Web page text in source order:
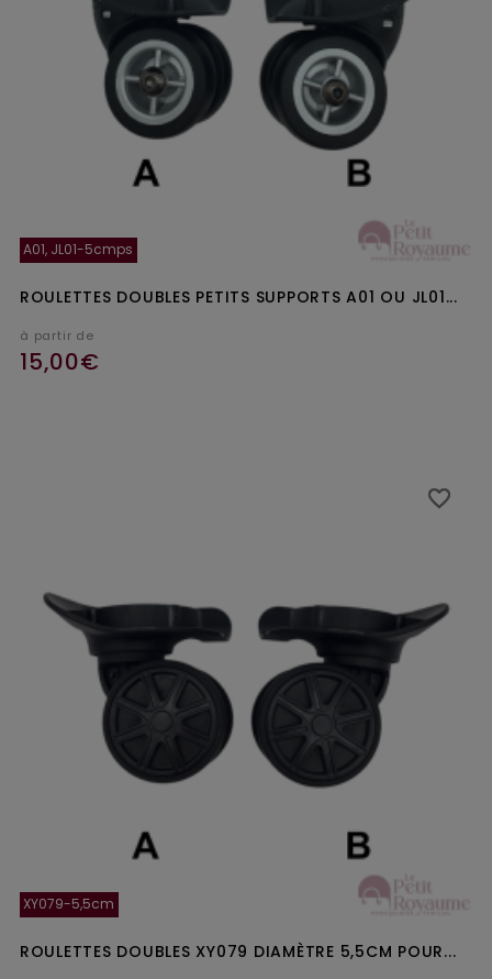
A01, JL01-5cmps
ROULETTES DOUBLES PETITS SUPPORTS A01 OU JL01...
à partir de
15,00€
XY079-5,5cm
ROULETTES DOUBLES XY079 DIAMÈTRE 5,5CM POUR...
favorite_border
favorite_border